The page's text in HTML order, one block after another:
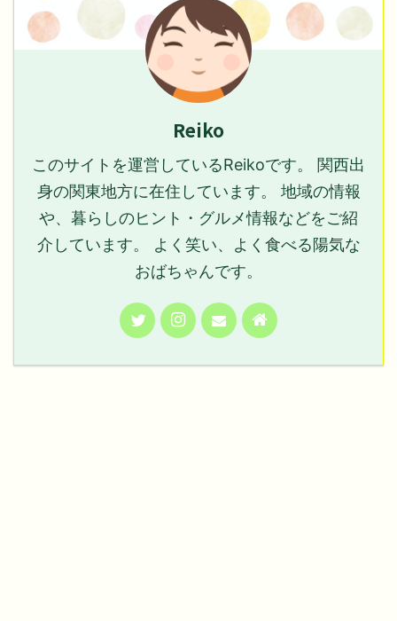
Reiko
このサイトを運営しているReikoです。 関西出
身の関東地方に在住しています。 地域の情報
や、暮らしのヒント・グルメ情報などをご紹
介しています。 よく笑い、よく食べる陽気な
おばちゃんです。